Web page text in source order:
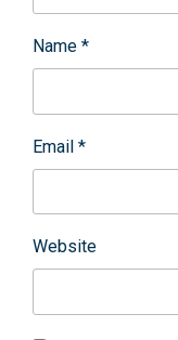
Name *
Email *
Website